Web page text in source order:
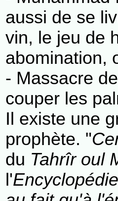
aussi de se
vin, le jeu de
abomination,
- Massacre
couper les
Il existe une
prophète. "
du Tahrîr oul
l'